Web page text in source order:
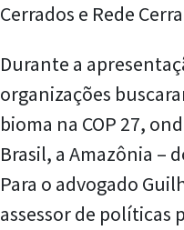
Cerrados e Rede
Durante a
organizações
bioma na COP 27,
Brasil, a Amazônia –
Para o advogado
assessor de políticas